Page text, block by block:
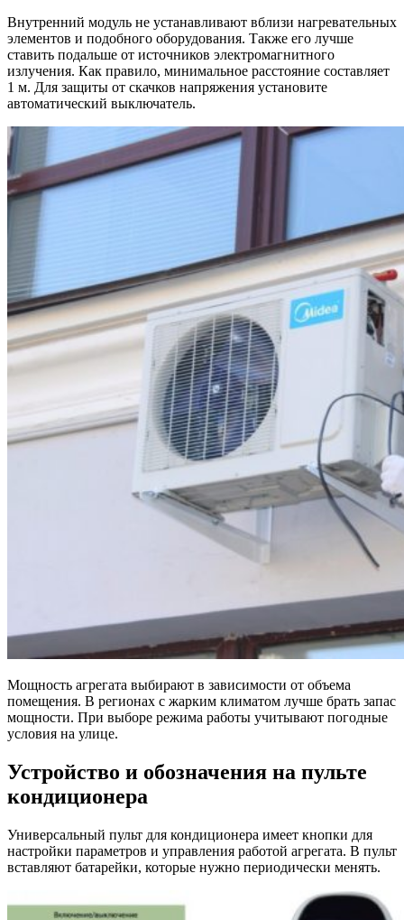
Внутренний модуль не устанавливают вблизи нагревательных
элементов и подобного оборудования. Также его лучше
ставить подальше от источников электромагнитного
излучения. Как правило, минимальное расстояние составляет
1 м. Для защиты от скачков напряжения установите
автоматический выключатель.
Мощность агрегата выбирают в зависимости от объема
помещения. В регионах с жарким климатом лучше брать запас
мощности. При выборе режима работы учитывают погодные
условия на улице.
Устройство и обозначения на пульте
кондиционера
Универсальный пульт для кондиционера имеет кнопки для
настройки параметров и управления работой агрегата. В пульт
вставляют батарейки, которые нужно периодически менять.